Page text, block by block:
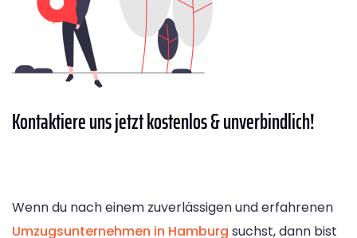
Kontaktiereuns jetzt kostenlos & unverbindlich!
Wenn du nach einem zuverlässigen und erfahrenen
Umzugsunternehmen in Hamburg suchst, dann bist